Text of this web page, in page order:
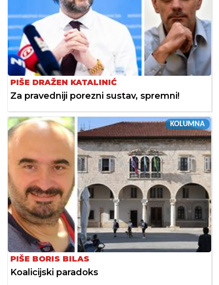
PIŠE DRAŽEN KATALINIĆ
Za pravedniji porezni sustav, spremni!
KOLUMNA
PIŠE BORIS BILAS
Koalicijski paradoks